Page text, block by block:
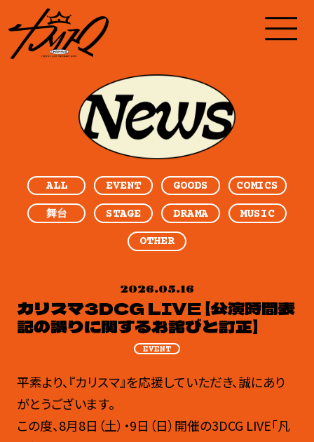
ALL EVENT GOODS COMICS
舞台 STAGE DRAMA MUSIC
OTHER
2026.05.16
EVENT
カリスマ3DCG LIVE 【公演時間表
記の誤りに関するお詫びと訂正】
平素より、『カリスマ』を応援していただき、誠にあり
がとうございます。
この度、8月8日（土）・9日（日）開催の3DCG LIVE「凡